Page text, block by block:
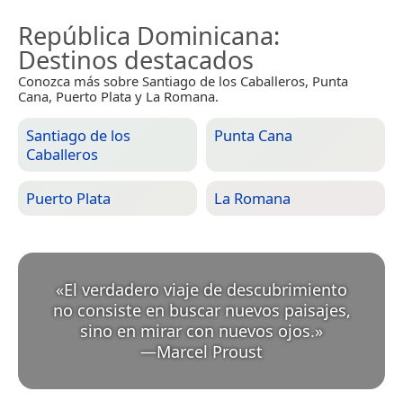
República Dominicana:
Destinos destacados
Conozca más sobre Santiago de los Caballeros, Punta
Cana, Puerto Plata y La Romana.
Santiago de los
Caballeros
Punta Cana
Puerto Plata La Romana
«El verdadero viaje de descubrimiento
no consiste en buscar nuevos paisajes,
sino en mirar con nuevos ojos.
—Marcel Proust